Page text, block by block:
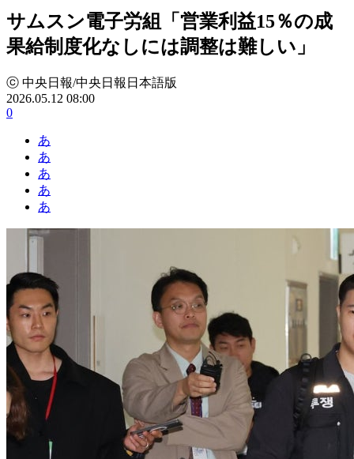
サムスン電子労組「営業利益15％の成
果給制度化なしには調整は難しい」
ⓒ 中央日報/中央日報日本語版
2026.05.12 08:00
0
あ
あ
あ
あ
あ